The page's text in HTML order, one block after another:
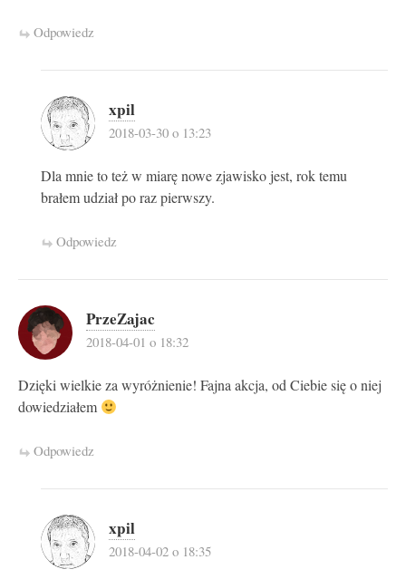
Odpowiedz
xpil
2018-03-30 o 13:23
Dla mnie to też w miarę nowe zjawisko jest, rok temu
brałem udział po raz pierwszy.
Odpowiedz
PrzeZajac
2018-04-01 o 18:32
Dzięki wielkie za wyróżnienie! Fajna akcja, od Ciebie się o niej
dowiedziałem
Odpowiedz
xpil
2018-04-02 o 18:35